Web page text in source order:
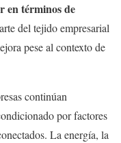
en términos de
del tejido empresarial
pese al contexto de
continúan
por factores
La energía, la